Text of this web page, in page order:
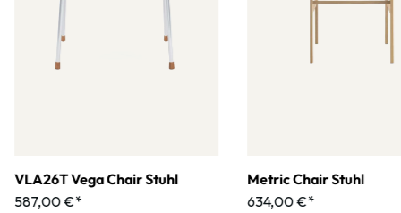
VLA26T Vega Chair Stuhl
587,00 €*
Metric Chair Stuhl
634,00 €*